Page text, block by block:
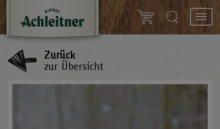
Zurück
zur Übersicht